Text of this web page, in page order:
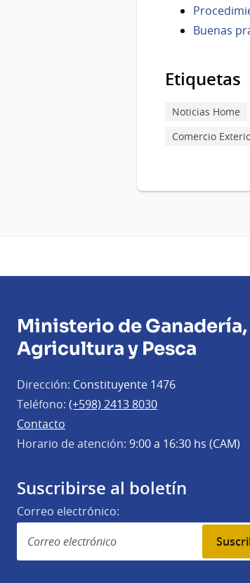
Buenas
Etiquetas
Noticias Home
Comercio
Ministerio de Ganadería,
Agricultura y Pesca
Dirección: Constituyente 1476
Teléfono: (+598) 2413 8030
Contacto
Horario de atención: 9:00 a 16:30 hs (CAM)
Suscribirse al boletín
Correo electrónico: